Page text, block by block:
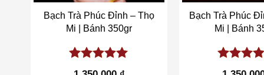
Bạch Trà Phúc Đỉnh – Thọ
Mi | Bánh 350gr
5.00out of
Bạch Trà Phúc
Mi | Bánh
5.00out